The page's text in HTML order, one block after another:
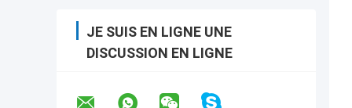
JE SUIS EN LIGNE UNE
DISCUSSION EN LIGNE